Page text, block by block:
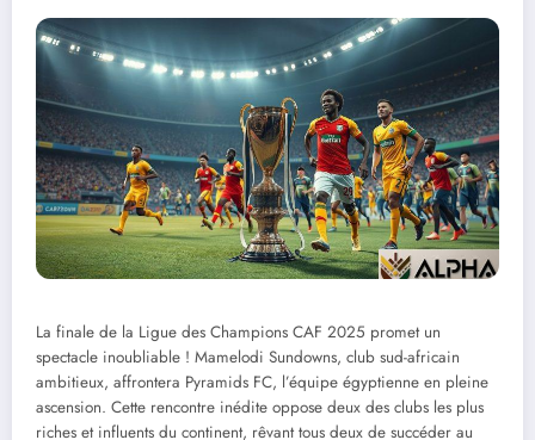
La finale de la Ligue des Champions CAF 2025 promet un
spectacle inoubliable ! Mamelodi Sundowns, club sud-africain
ambitieux, affrontera Pyramids FC, l’équipe égyptienne en pleine
ascension. Cette rencontre inédite oppose deux des clubs les plus
riches et influents du continent, rêvant tous deux de succéder au